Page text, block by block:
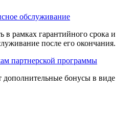
обслуживание
в рамках гарантийного срока и
после его окончания.
партнерской программы
бонусы в виде